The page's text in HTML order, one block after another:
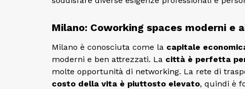
Milano: Coworking spaces moderni e
Milano è conosciuta come la capitale
moderni e ben attrezzati. La città è perfetta
molte opportunità di networking. La rete di
costo della vita è piuttosto elevato, quindi è